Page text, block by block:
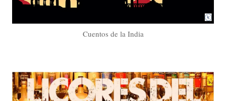
Cuentos de la India